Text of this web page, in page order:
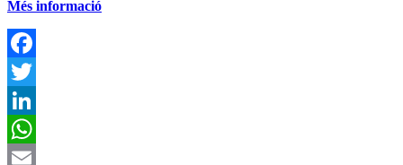
Més informació